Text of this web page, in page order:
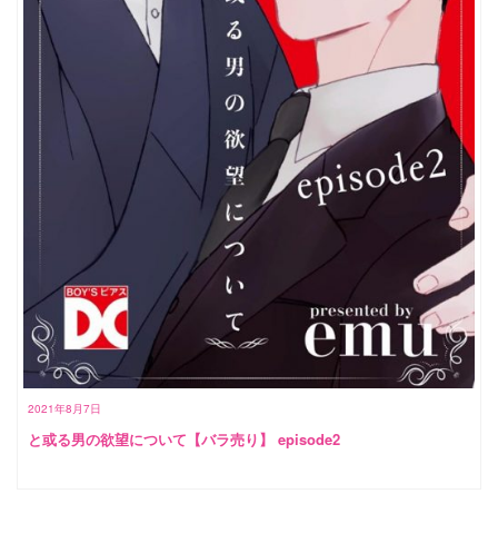
2021年8月7日
と或る男の欲望について【バラ売り】 episode2